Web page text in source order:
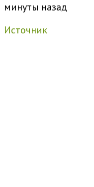
минуты назад
Источник